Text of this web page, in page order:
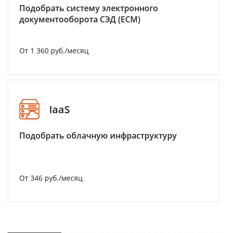
Подобрать систему электронного
документооборота СЭД (ECM)
От 1 360 руб./месяц
IaaS
Подобрать облачную инфраструктуру
От 346 руб./месяц